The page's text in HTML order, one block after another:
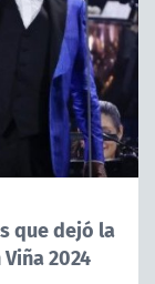
que dejó la
2024